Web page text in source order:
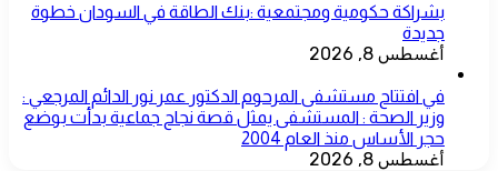
بشراكة حكومية ومجتمعية :بنك الطاقة في السودان خطوة
جديدة
أغسطس 8, 2026
في افتتاح مستشفى المرحوم الدكتور عمر نور الدائم المرجعي :
وزير الصحة : المستشفى يمثل قصة نجاح جماعية بدأت بوضع
حجر الأساس منذ العام 2004
أغسطس 8, 2026